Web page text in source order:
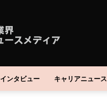
インタビュー キャリアニュース